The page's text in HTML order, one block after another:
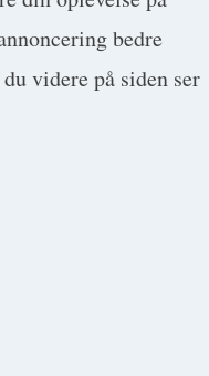
bedre
videre på siden ser